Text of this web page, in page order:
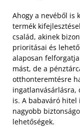
Ahogy a nevéből is
termék
család, akinek
prioritásai és
alaposan
mást, de a
otthonteremtésre
ingatlanvásárlásra,
is. A babaváró hitel
nagyobb
lehetőségek.